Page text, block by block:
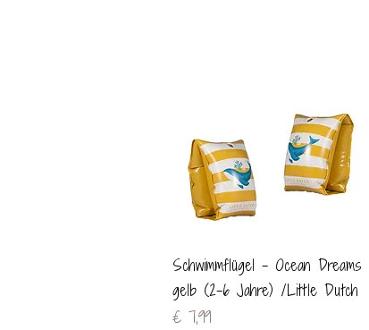
Schnellansicht
Schwimmflügel - Ocean Dreams
gelb (2-6 Jahre) /Little Dutch
Preis
€ 7,99